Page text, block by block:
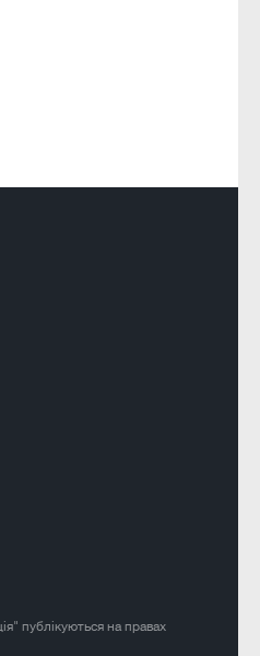
публікуються на правах